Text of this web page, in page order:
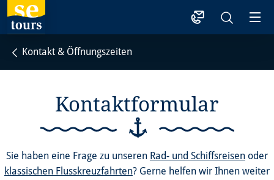
1
Kontakt & Öffnungszeiten
Kontaktformular
Sie haben eine Frage zu unseren Rad- und Schiffsreisenoder
klassischen Flusskreuzfahrten? Gerne helfen wir Ihnen weiter